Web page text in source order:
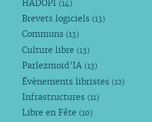
HADOPI (14)
Brevets logiciels (13)
Communs (13)
Culture libre (13)
Parlezmoid’IA (13)
Évènements libristes (12)
Infrastructures (11)
Libre en Fête (10)